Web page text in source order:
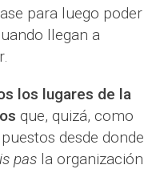
para luego poder
llegan a
los lugares de la
que, quizá, como
desde donde
pas la organización